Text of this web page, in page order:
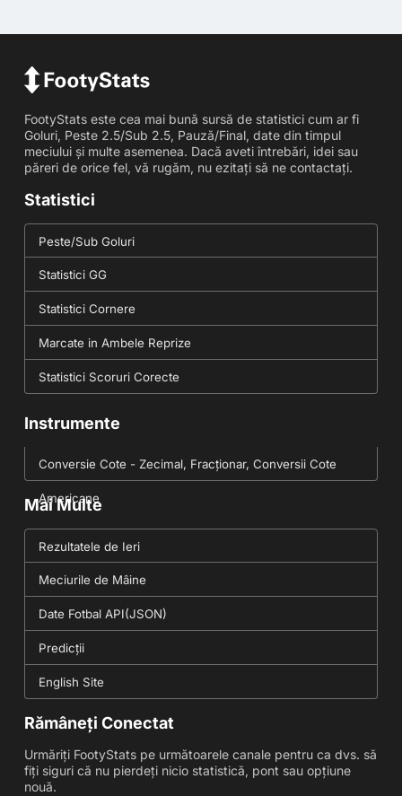
FootyStats este cea mai bună sursă de statistici cum ar fi
Goluri, Peste 2.5/Sub 2.5, Pauză/Final, date din timpul
meciului și multe asemenea. Dacă aveti întrebări, idei sau
păreri de orice fel, vă rugăm, nu ezitați să ne contactați.
Statistici
Peste/Sub Goluri
Statistici GG
Statistici Cornere
Marcate in Ambele Reprize
Statistici Scoruri Corecte
Instrumente
Conversie Cote - Zecimal, Fracționar, Conversii Cote
Americane
Mai Multe
Rezultatele de Ieri
Meciurile de Mâine
Date Fotbal API(JSON)
Predicții
English Site
Rămâneți Conectat
Urmăriți FootyStats pe următoarele canale pentru ca dvs. să
fiți siguri că nu pierdeți nicio statistică, pont sau opțiune
nouă.